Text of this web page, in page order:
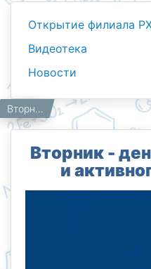
Открытие филиала
Видеотека
Новости
Главная
Работникам
Новости Вторник - день знаний, науки и активного обучения.
Вторник -
и